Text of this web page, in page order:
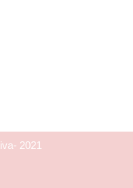
2021